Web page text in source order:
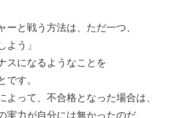
ーと戦う方法は、ただ一つ、
よう」
スになるようなことを
です。
よって、不合格となった場合は、
実力が自分には無かったのだ、